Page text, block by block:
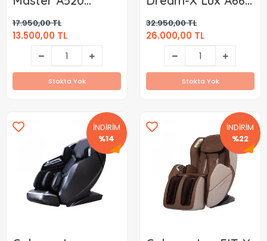
Masaj Koltuğu
Kiralama ( Aylık )
17.950,00 TL
13.500,00 TL
Stokta Yok
Masaj Koltuğu
Kiralama ( Aylık )
32.950,00 TL
26.000,00 TL
Stokta Yok
İNDİRİM
%14
İNDİRİM
%22